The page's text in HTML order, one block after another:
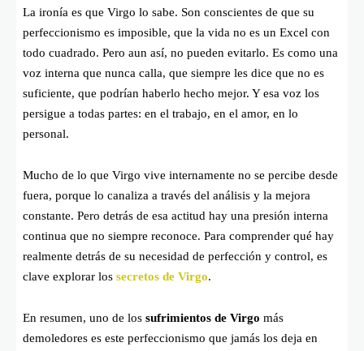
La ironía es que Virgo lo sabe. Son conscientes de que su
perfeccionismo es imposible, que la vida no es un Excel con
todo cuadrado. Pero aun así, no pueden evitarlo. Es como una
voz interna que nunca calla, que siempre les dice que no es
suficiente, que podrían haberlo hecho mejor. Y esa voz los
persigue a todas partes: en el trabajo, en el amor, en lo
personal.
Mucho de lo que Virgo vive internamente no se percibe desde
fuera, porque lo canaliza a través del análisis y la mejora
constante. Pero detrás de esa actitud hay una presión interna
continua que no siempre reconoce. Para comprender qué hay
realmente detrás de su necesidad de perfección y control, es
clave explorar los secretos de Virgo.
En resumen, uno de los sufrimientos de Virgo más
demoledores es este perfeccionismo que jamás los deja en